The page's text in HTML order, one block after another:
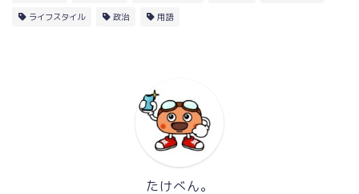
ライフスタイル 政治 用語
たけべん。